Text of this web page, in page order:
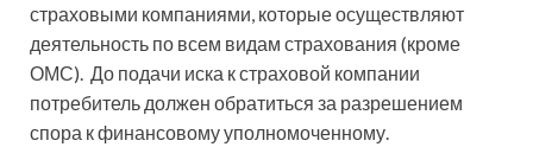
страховыми компаниями, которые осуществляют
деятельность по всем видам страхования (кроме
ОМС). До подачи иска к страховой компании
потребитель должен обратиться за разрешением
спора к финансовому уполномоченному.